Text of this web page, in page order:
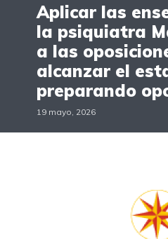
Aplicar las
la psiquiatra
a las
alcanzar el
preparando
19 mayo, 2026